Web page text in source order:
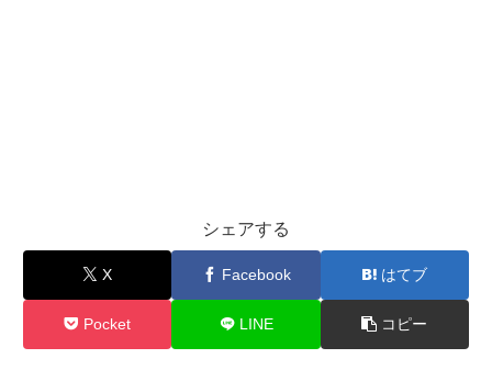
シェアする
X Facebook はてブ
Pocket LINE コピー